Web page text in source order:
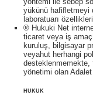
yükünü hafifletmeyi
laboratuarı
® Hukuki Net
ticaret veya iş
kuruluş, bilgisayar
veyahut herhangi
desteklenmemekte,
yönetimi olan
HUKUK